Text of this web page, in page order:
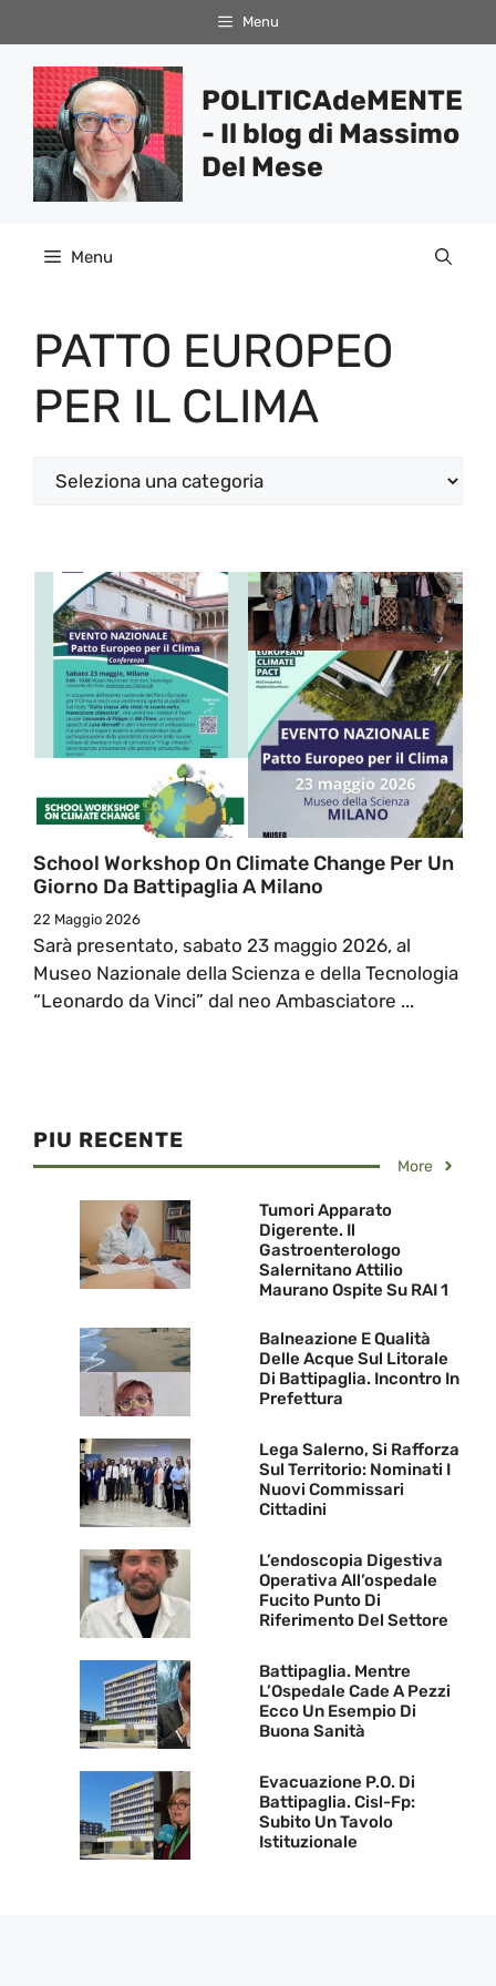
al
contenuto
Menu
POLITICAdeMENTE
- Il blog di Massimo
Del Mese
Menu
PATTO EUROPEO
PER IL CLIMA
Categorie
School Workshop On Climate Change Per Un
Giorno Da Battipaglia A Milano
22 Maggio 2026
Sarà presentato, sabato 23 maggio 2026, al
Museo Nazionale della Scienza e della Tecnologia
“Leonardo da Vinci” dal neo Ambasciatore ...
PIU RECENTE
More
Tumori Apparato
Digerente. Il
Gastroenterologo
Salernitano Attilio
Maurano Ospite Su RAI 1
Balneazione E Qualità
Delle Acque Sul Litorale
Di Battipaglia. Incontro In
Prefettura
Lega Salerno, Si Rafforza
Sul Territorio: Nominati I
Nuovi Commissari
Cittadini
L’endoscopia Digestiva
Operativa All’ospedale
Fucito Punto Di
Riferimento Del Settore
Battipaglia. Mentre
L’Ospedale Cade A Pezzi
Ecco Un Esempio Di
Buona Sanità
Evacuazione P.O. Di
Battipaglia. Cisl-Fp:
Subito Un Tavolo
Istituzionale